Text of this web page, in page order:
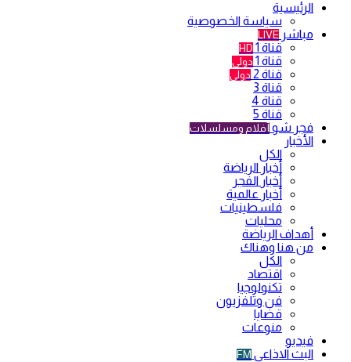
الرئيسية
سياسة الخصوصية
مباشر LIVE
قناة 1 HD
قناة 1 دولي
قناة 2 دولي
قناة 3
قناة 4
قناة 5
فجر شو أفلام ومسلسلات
الأخبار
الكل
أخبار الرياضة
أخبار الفجر
أخبار عالمية
فلسطينيات
محليات
أهداف الرياضة
من هنا وهناك
الكل
اقتصاد
تكنولوجيا
فن وتلفزيون
قضايا
منوعات
فيديو
البث الاذاعي FM